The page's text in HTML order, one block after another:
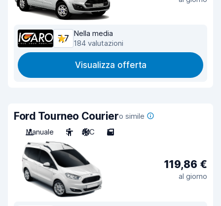
7,7
Nella media
184 valutazioni
Visualizza offerta
Ford Tourneo Couriero simile
Manuale
5 A/C 5
119,86 €
al giorno